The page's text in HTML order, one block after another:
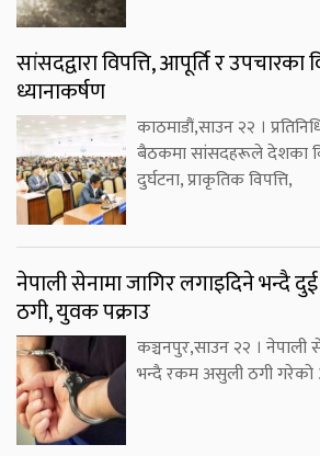
सांसदद्वारा विपत्ति, आपूर्ति र
ध्यानाकर्षण
काठमाडौं,साउन २२ ।
बैठकमा सांसदहरूले देशका
दुर्घटना, प्राकृतिक विपत्ति,
नेपाली सेनामा जागिर लगाइदिने भन्दै
ठगी, युवक पक्राउ
कञ्चनपुर,साउन २२ । नेपाली
भन्दै रकम असुली ठगी गरेको